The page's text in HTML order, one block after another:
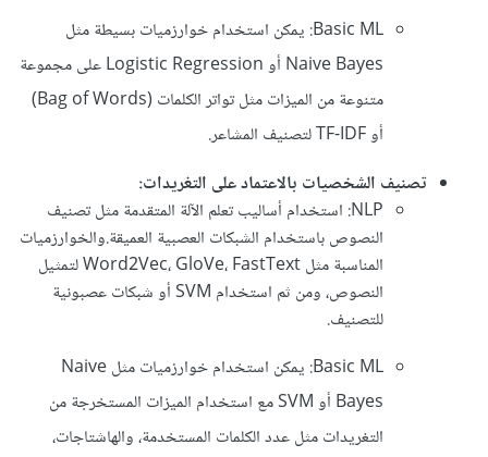
Basic ML: يمكن استخدام خوارزميات بسيطة مثل
Naive Bayes أو Logistic Regression على مجموعة
متنوعة من الميزات مثل تواتر الكلمات (Bag of Words)
أو TF-IDF لتصنيف المشاعر.
تصنيف الشخصيات بالاعتماد على التغريدات:
NLP: استخدام أساليب تعلم الآلة المتقدمة مثل تصنيف
النصوص باستخدام الشبكات العصبية العميقة.والخوارزميات
المناسبة مثل Word2Vec، GloVe، FastText لتمثيل
النصوص، ومن ثم استخدام SVM أو شبكات عصبونية
للتصنيف.
Basic ML: يمكن استخدام خوارزميات مثل Naive
Bayes أو SVM مع استخدام الميزات المستخرجة من
التغريدات مثل عدد الكلمات المستخدمة، والهاشتاجات،